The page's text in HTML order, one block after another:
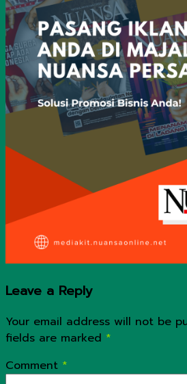
Leave a Reply
Your email address will not be
fields are marked *
Comment *